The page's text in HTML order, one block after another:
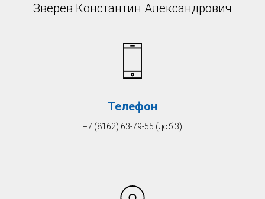
Зверев Константин Александрович
Телефон
+7 (8162) 63-79-55 (доб.3)